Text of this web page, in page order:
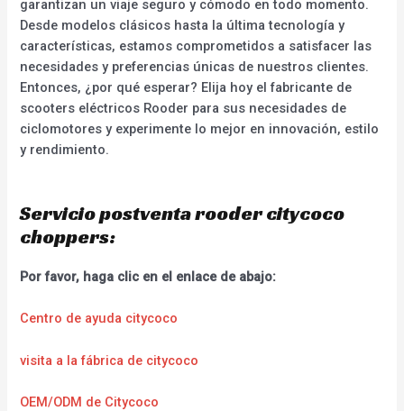
garantizan un viaje seguro y cómodo en todo momento.
Desde modelos clásicos hasta la última tecnología y
características, estamos comprometidos a satisfacer las
necesidades y preferencias únicas de nuestros clientes.
Entonces, ¿por qué esperar? Elija hoy el fabricante de
scooters eléctricos Rooder para sus necesidades de
ciclomotores y experimente lo mejor en innovación, estilo
y rendimiento.
Servicio postventa rooder citycoco
choppers:
Por favor, haga clic en el enlace de abajo:
Centro de ayuda citycoco
visita a la fábrica de citycoco
OEM/ODM de Citycoco